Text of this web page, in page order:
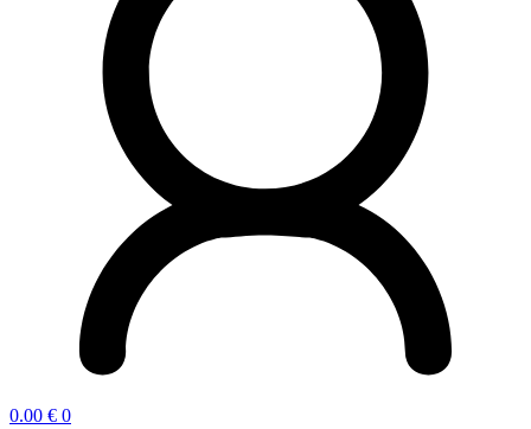
0.00 € 0